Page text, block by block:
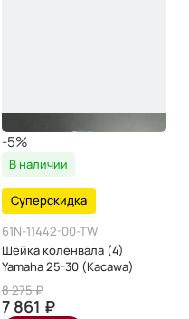
-5%
В наличии
Суперскидка
61N-11442-00-TW
Шейка коленвала (4)
Yamaha 25-30 (Kacawa)
8 275 ₽
7 861 ₽